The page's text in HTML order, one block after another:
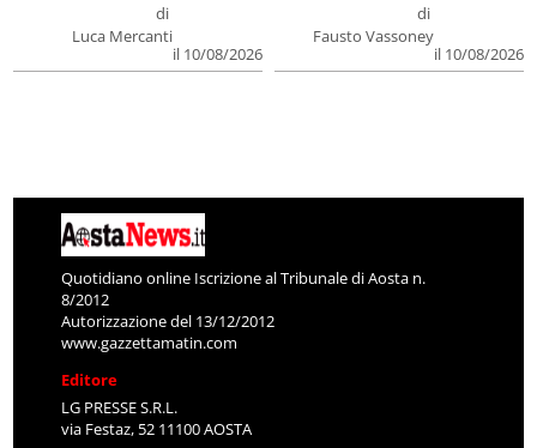
di
Luca Mercanti
il 10/08/2026
di
Fausto Vassoney
il 10/08/2026
Quotidiano online Iscrizione al Tribunale di Aosta n.
8/2012
Autorizzazione del 13/12/2012
www.gazzettamatin.com
Editore
LG PRESSE S.R.L.
via Festaz, 52 11100 AOSTA